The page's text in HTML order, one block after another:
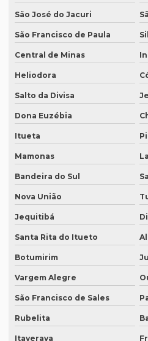
Serviço de revisão de textos em
Serviço de tradução
Serviço tradução alemão
Serviço de tradução de artigos
Serviço de tradução de áudio
Serviço de tradução campinas
Serviço de tradução certificada
Serviço de tradução de curriculum
Serviço de tradução para espanhol
Serviço de tradução para eventos
Serviço tradução inglês
Serviço de tradução de inglês para
Serviço de tradução e interpretação
Serviço de tradução juramentada
São José do Jacuri
São Francisco de Paula
Central de Minas
Heliodora
Salto da Divisa
Dona Euzébia
Itueta
Mamonas
Bandeira do Sul
Nova União
Jequitibá
Santa Rita do Itueto
Botumirim
Vargem Alegre
São Francisco de Sales
Rubelita
Itaverava